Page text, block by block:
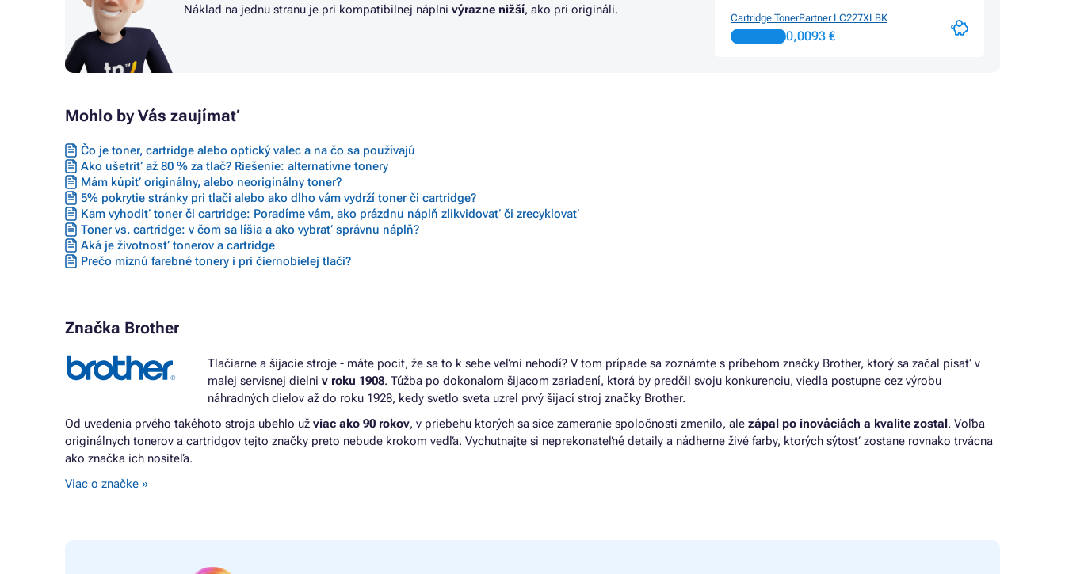
Náklad na jednu stranu je pri kompatibilnej náplni výrazne nižší, ako pri origináli.
Cartridge TonerPartner LC227XLBK
0,0093 €
Mohlo by Vás zaujímať
Čo je toner, cartridge alebo optický valec a na čo sa používajú
Ako ušetriť až 80 % za tlač? Riešenie: alternatívne tonery
Mám kúpiť originálny, alebo neoriginálny toner?
5% pokrytie stránky pri tlači alebo ako dlho vám vydrží toner či cartridge?
Kam vyhodiť toner či cartridge: Poradíme vám, ako prázdnu náplň zlikvidovať či zrecyklovať
Toner vs. cartridge: v čom sa líšia a ako vybrať správnu náplň?
Aká je životnosť tonerov a cartridge
Prečo miznú farebné tonery i pri čiernobielej tlači?
Značka Brother
Tlačiarne a šijacie stroje - máte pocit, že sa to k sebe veľmi nehodí? V tom prípade sa zoznámte s príbehom značky Brother, ktorý sa začal písať v
malej servisnej dielni v roku 1908. Túžba po dokonalom šijacom zariadení, ktorá by predčil svoju konkurenciu, viedla postupne cez výrobu
náhradných dielov až do roku 1928, kedy svetlo sveta uzrel prvý šijací stroj značky Brother.
Od uvedenia prvého takéhoto stroja ubehlo už viac ako 90 rokov, v priebehu ktorých sa síce zameranie spoločnosti zmenilo, ale zápal po inováciách a kvalite zostal. Voľba
originálnych tonerov a cartridgov tejto značky preto nebude krokom vedľa. Vychutnajte si neprekonateľné detaily a nádherne živé farby, ktorých sýtosť zostane rovnako trvácna
ako značka ich nositeľa.
Viac o značke »